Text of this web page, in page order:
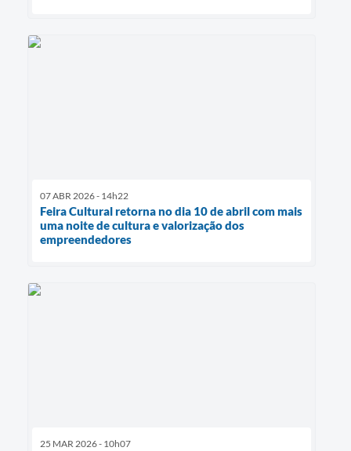
07 ABR 2026 - 14h22
Feira Cultural retorna no dia 10 de abril com mais
uma noite de cultura e valorização dos
empreendedores
25 MAR 2026 - 10h07